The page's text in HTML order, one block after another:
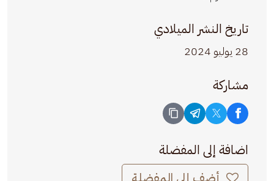
تاريخ النشر الميلادي
28 يوليو 2024
مشاركة
اضافة إلى المفضلة